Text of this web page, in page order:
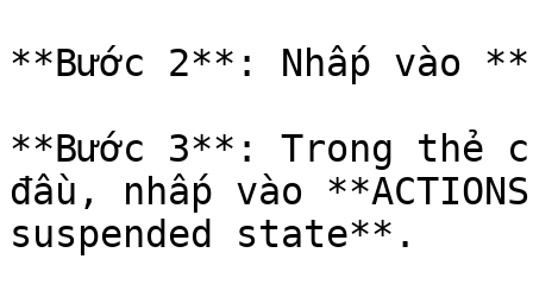
**Bước 2**: Nhấp vào
**Bước 3**: Trong thẻ
đầu, nhấp vào
suspended state**.